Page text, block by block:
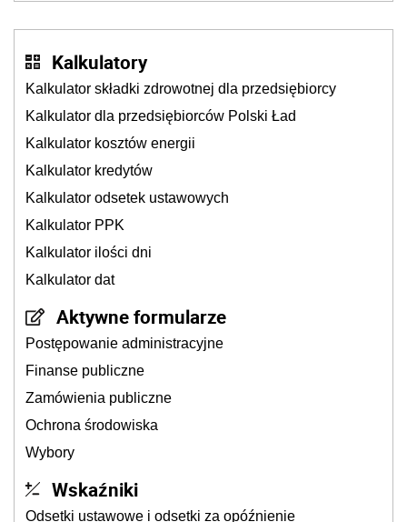
Kalkulatory
Kalkulator składki zdrowotnej dla przedsiębiorcy
Kalkulator dla przedsiębiorców Polski Ład
Kalkulator kosztów energii
Kalkulator kredytów
Kalkulator odsetek ustawowych
Kalkulator PPK
Kalkulator ilości dni
Kalkulator dat
Aktywne formularze
Postępowanie administracyjne
Finanse publiczne
Zamówienia publiczne
Ochrona środowiska
Wybory
Wskaźniki
Odsetki ustawowe i odsetki za opóźnienie